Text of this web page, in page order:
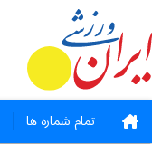
تمام شماره ها